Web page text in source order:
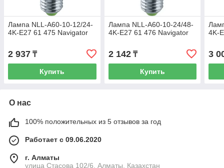
Лампа NLL-A60-10-12/24-
4K-E27 61 475 Navigator
2 937 ₸
Купить
Лампа NLL-A60-10-24/48-
4K-E27 61 476 Navigator
2 142₸
Купить
4K-
3
О нас
100% положительных из 5 отзывов за год
Работает с 09.06.2020
г. Алматы
улица Стасова 102/6, Алматы, Казахстан